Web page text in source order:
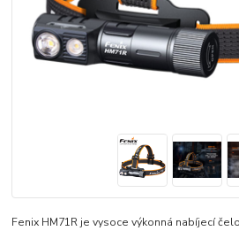
Fenix HM71R je vysoce výkonná nabíjecí